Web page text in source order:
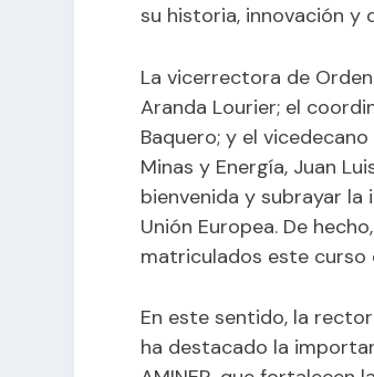
su historia, innovación y
La vicerrectora de
Aranda Lourier; el
Baquero; y el
Minas y Energía, Juan
bienvenida y subrayar
Unión Europea. De
matriculados este curso
En este sentido, la
ha destacado la